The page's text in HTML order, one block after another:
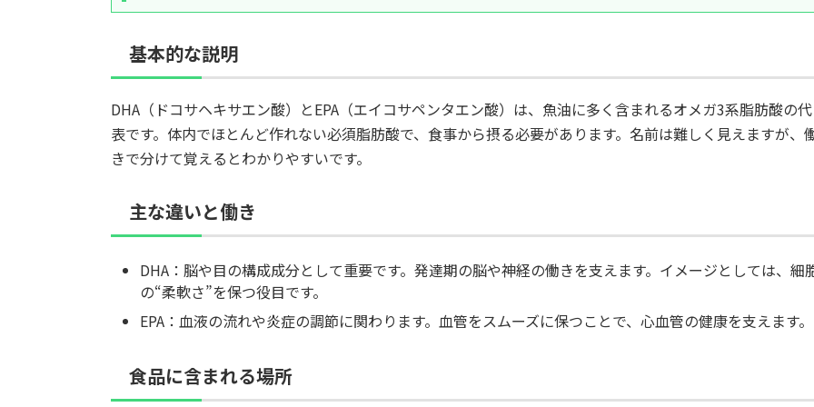
基本的な説明
DHA（ドコサヘキサエン酸）とEPA（エイコサペンタエン酸）は、魚油に多く含まれるオメガ3系脂肪酸の代
表です。体内でほとんど作れない必須脂肪酸で、食事から摂る必要があります。名前は難しく見えますが、
きで分けて覚えるとわかりやすいです。
主な違いと働き
DHA：脳や目の構成成分として重要です。発達期の脳や神経の働きを支えます。イメージとしては、細
の“柔軟さ”を保つ役目です。
EPA：血液の流れや炎症の調節に関わります。血管をスムーズに保つことで、心血管の健康を支えます。
食品に含まれる場所